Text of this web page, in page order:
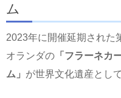
ム
2023年に開催延期された
オランダの 「フラーネカ
ム」 が世界文化遺産とし